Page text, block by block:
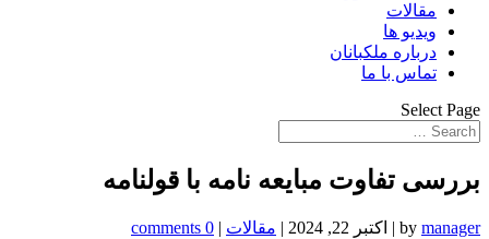
مقالات
ویدیو ها
درباره ملکبانان
تماس با ما
Select Page
بررسی تفاوت مبایعه نامه با قولنامه
by manager
| اکتبر 22, 2024 | مقالات |
0 comments